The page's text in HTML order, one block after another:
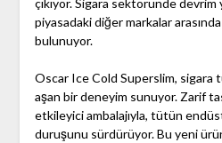
çıkıyor. Sigara sektöründe
piyasadaki diğer markalar
bulunuyor.
Oscar Ice Cold Superslim, sigara
aşan bir deneyim sunuyor. Zarif
etkileyici ambalajıyla, tütün
duruşunu sürdürüyor. Bu yeni